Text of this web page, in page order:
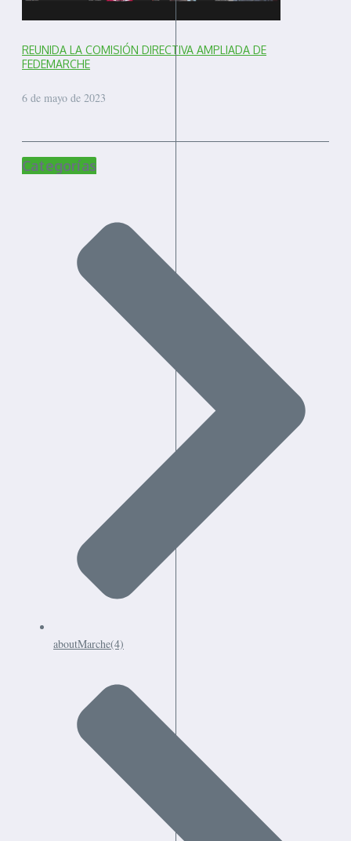
REUNIDA LA COMISIÓN DIRECTIVA AMPLIADA DE
FEDEMARCHE
6 de mayo de 2023
Categorías
aboutMarche(4)